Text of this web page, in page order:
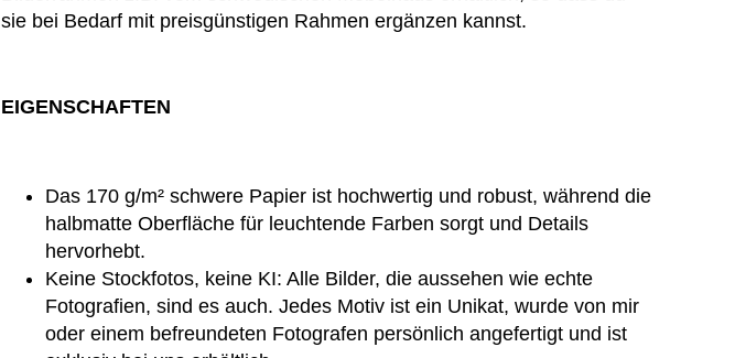
sie bei Bedarf mit preisgünstigen Rahmen ergänzen kannst.
EIGENSCHAFTEN
Das 170 g/m² schwere Papier ist hochwertig und robust, während die
halbmatte Oberfläche für leuchtende Farben sorgt und Details
hervorhebt.
Keine Stockfotos, keine KI: Alle Bilder, die aussehen wie echte
Fotografien, sind es auch. Jedes Motiv ist ein Unikat, wurde von mir
oder einem befreundeten Fotografen persönlich angefertigt und ist